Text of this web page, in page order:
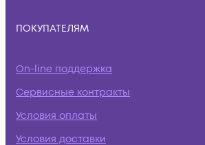
ПОКУПАТЕЛЯМ
On-line поддержка
Сервисные контракты
Условия оплаты
Условия доставки